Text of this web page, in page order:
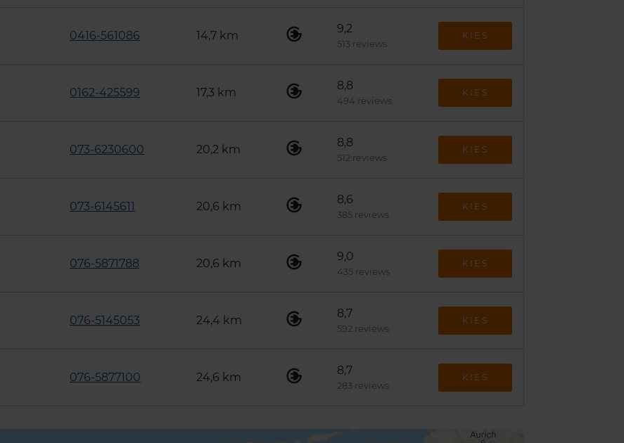
0416-561086 14,7 km
9,2
513 reviews
KIES
0162-425599 17,3 km
8,8
494 reviews
KIES
073-6230600 20,2 km
8,8
512 reviews
KIES
073-6145611 20,6 km
8,6
385 reviews
KIES
076-5871788 20,6 km
9,0
435 reviews
KIES
076-5145053 24,4 km
8,7
592 reviews
KIES
076-5877100 24,6 km
8,7
283 reviews
KIES